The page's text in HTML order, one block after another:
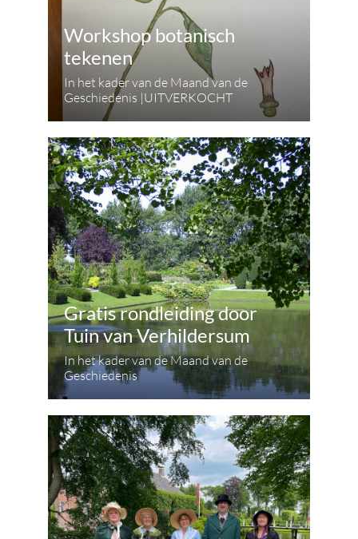
Workshop botanisch
tekenen
In het kader van de Maand van de
Geschiedenis |UITVERKOCHT
Gratis rondleiding door
Tuin van Verhildersum
In het kader van de Maand van de
Geschiedenis